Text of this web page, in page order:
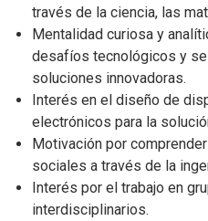
través de la ciencia, las
Mentalidad curiosa y
desafíos tecnológicos y
soluciones innovadoras.
Interés en el diseño de
electrónicos para la
Motivación por
sociales a través de la
Interés por el trabajo en
interdisciplinarios.